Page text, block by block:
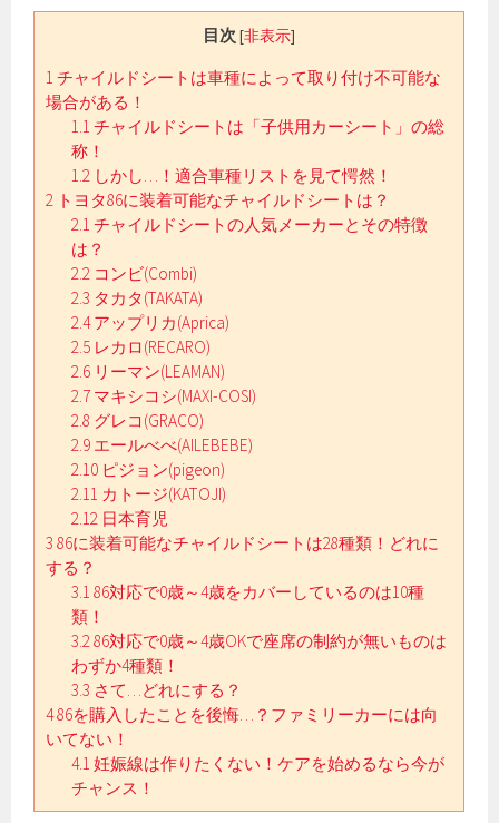
目次 [非表示]
1 チャイルドシートは車種によって取り付け不可能な
場合がある！
1.1 チャイルドシートは「子供用カーシート」の総
称！
1.2 しかし…！適合車種リストを見て愕然！
2 トヨタ86に装着可能なチャイルドシートは？
2.1 チャイルドシートの人気メーカーとその特徴
は？
2.2 コンビ(Combi)
2.3 タカタ(TAKATA)
2.4アップリカ(Aprica)
2.5 レカロ(RECARO)
2.6 リーマン(LEAMAN)
2.7 マキシコシ(MAXI-COSI)
2.8 グレコ(GRACO)
2.9 エールべべ(AILEBEBE)
2.10 ピジョン(pigeon)
2.11 カトージ(KATOJI)
2.12 日本育児
3 86に装着可能なチャイルドシートは28種類！どれに
する？
3.1 86対応で0歳～4歳をカバーしているのは10種
類！
3.2 86対応で0歳～4歳OKで座席の制約が無いものは
わずか4種類！
3.3 さて…どれにする？
486を購入したことを後悔…？ファミリーカーには向
いてない！
4.1 妊娠線は作りたくない！ケアを始めるなら今が
チャンス！